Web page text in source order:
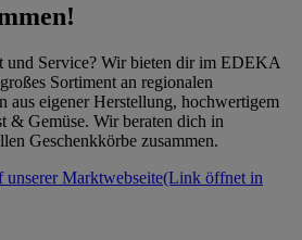
und Service? Wir bieten dir im EDEKA
Sortiment an regionalen
aus eigener Herstellung, hochwertigem
& Gemüse. Wir beraten dich in
Geschenkkörbe zusammen.
Marktwebseite(Link öffnet in